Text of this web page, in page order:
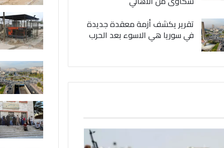
تقرير يكشف أزمة معقدة جديدة
في سوريا هي الاسوء بعد الحرب